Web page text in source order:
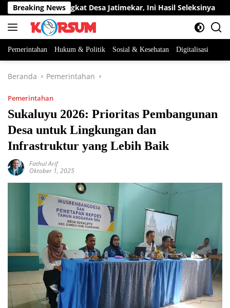
Langsung
ke
konten
Breaking News
Perangkat Desa Jatimekar, Ini Hasil Seleksinya
Pemerintahan Hukum & Politik Sosial & Kesehatan Digitalisasi
Beranda Pemerintahan
Pemerintahan
Sukaluyu 2026: Prioritas Pembangunan
Desa untuk Lingkungan dan
Infrastruktur yang Lebih Baik
Fathul Arif
Oktober 1, 2025